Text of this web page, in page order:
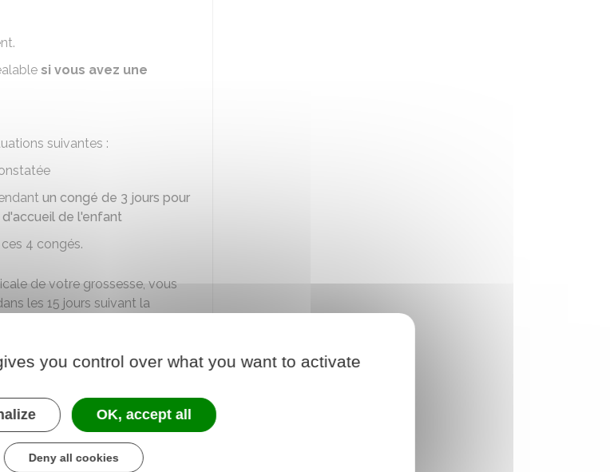
si vous avez une
suivantes :
un congé de 3 jours pour
de l'enfant
4 congés.
de votre grossesse, vous
les 15 jours suivant la
l'arrivée à votre foyer
votre situation par l'envoi
de licenciement sera relancée
de continuer à
you control over what you want to activate
OK, accept all
Deny all cookies